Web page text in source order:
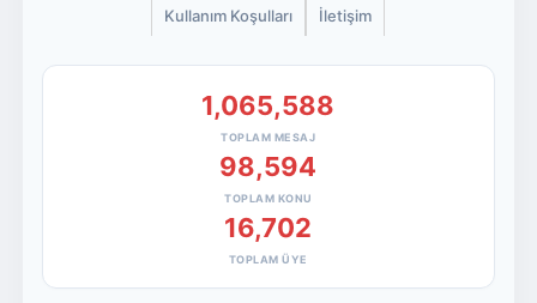
Kullanım Koşulları İletişim
1,065,588
TOPLAM MESAJ
98,594
TOPLAM KONU
16,702
TOPLAM ÜYE